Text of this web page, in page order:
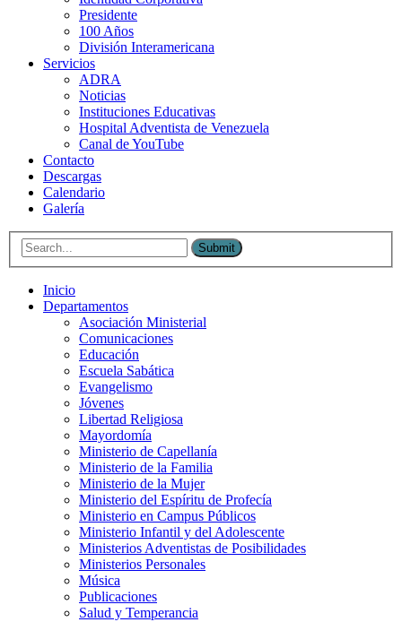
Presidente
100 Años
División Interamericana
Servicios
ADRA
Noticias
Instituciones Educativas
Hospital Adventista de Venezuela
Canal de YouTube
Contacto
Descargas
Calendario
Galería
Submit
Inicio
Departamentos
Asociación Ministerial
Comunicaciones
Educación
Escuela Sabática
Evangelismo
Jóvenes
Libertad Religiosa
Mayordomía
Ministerio de Capellanía
Ministerio de la Familia
Ministerio de la Mujer
Ministerio del Espíritu de Profecía
Ministerio en Campus Públicos
Ministerio Infantil y del Adolescente
Ministerios Adventistas de Posibilidades
Ministerios Personales
Música
Publicaciones
Salud y Temperancia